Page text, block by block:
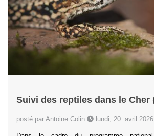
Suivi des reptiles dans le Cher
posté par Antoine Colin lundi, 20. avril